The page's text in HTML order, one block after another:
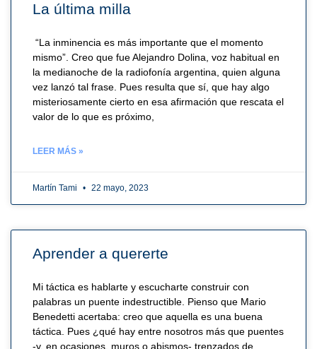
La última milla
“La inminencia es más importante que el momento
mismo”. Creo que fue Alejandro Dolina, voz habitual en
la medianoche de la radiofonía argentina, quien alguna
vez lanzó tal frase. Pues resulta que sí, que hay algo
misteriosamente cierto en esa afirmación que rescata el
valor de lo que es próximo,
LEER MÁS »
Martín Tami 22 mayo, 2023
Aprender a quererte
Mi táctica es hablarte y escucharte construir con
palabras un puente indestructible. Pienso que Mario
Benedetti acertaba: creo que aquella es una buena
táctica. Pues ¿qué hay entre nosotros más que puentes
-y, en ocasiones, muros o abismos- trenzados de